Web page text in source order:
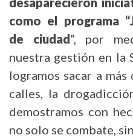
como el programa
de ciudad”, por
nuestra gestión en la
logramos sacar a
calles, la
demostramos con
no solo se combate,